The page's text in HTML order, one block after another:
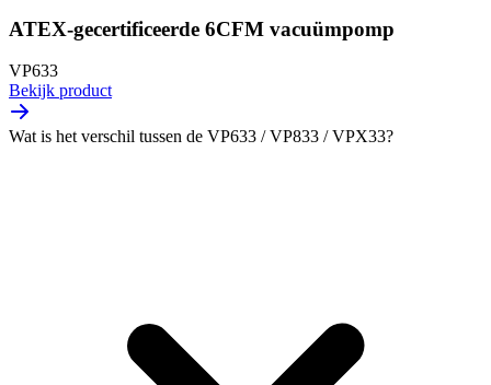
ATEX-gecertificeerde 6CFM vacuümpomp
VP633
Bekijk product
Wat is het verschil tussen de VP633 / VP833 / VPX33?